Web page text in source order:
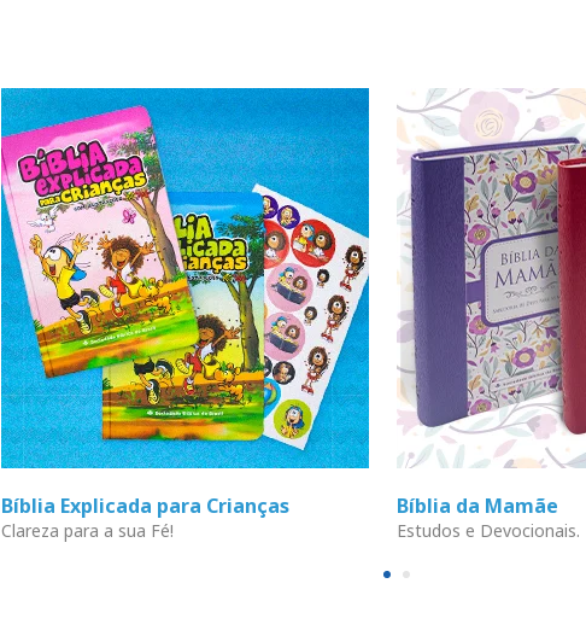
Bíblia Explicada para Crianças
Clareza para a sua Fé!
Bíblia da Mamãe
Estudos e Devocionais.